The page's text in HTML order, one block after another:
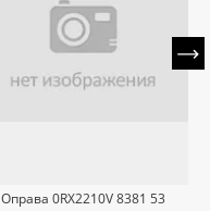
Оправа 0RX2210V 8381 53